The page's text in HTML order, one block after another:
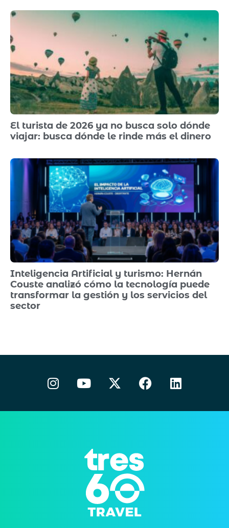
El turista de 2026 ya no busca solo dónde
viajar: busca dónde le rinde más el dinero
Inteligencia Artificial y turismo: Hernán
Couste analizó cómo la tecnología puede
transformar la gestión y los servicios del
sector